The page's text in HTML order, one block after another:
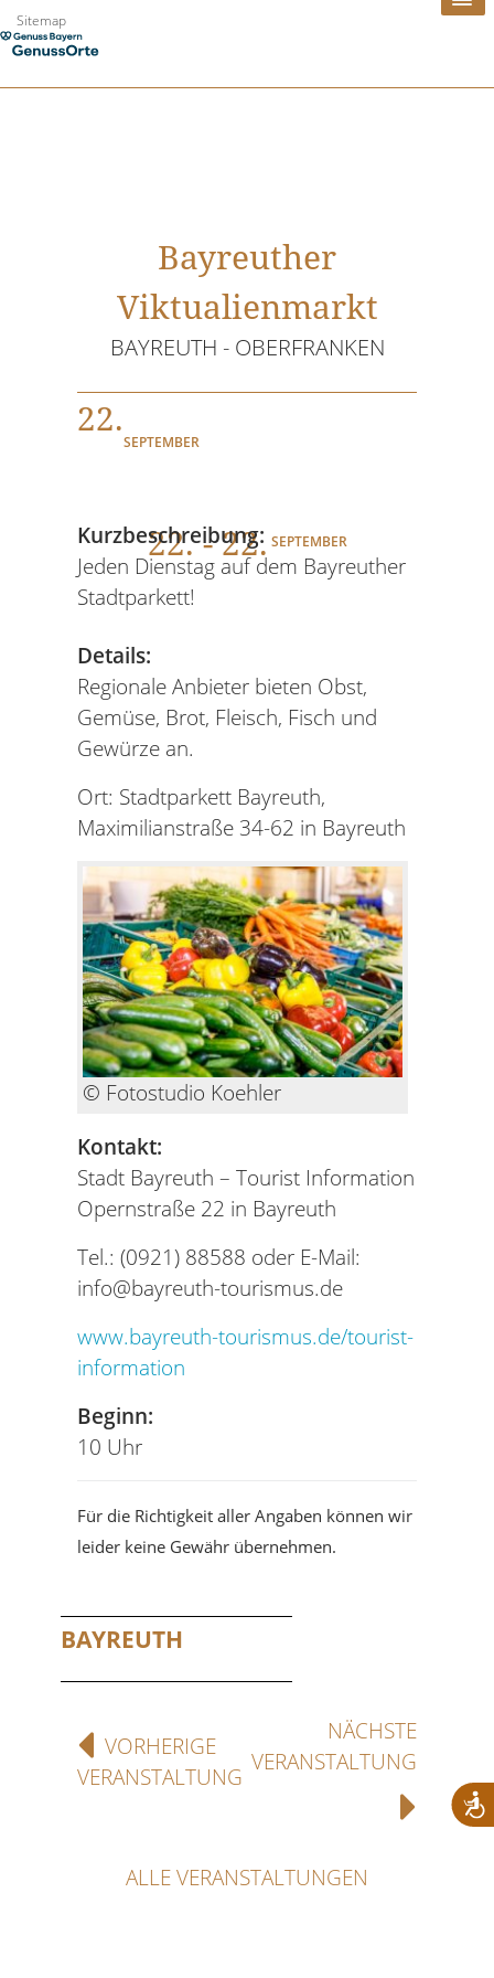
Zum
Inhalt
Sitemap
Bayreuther
Viktualienmarkt
BAYREUTH - OBERFRANKEN
22.
SEPTEMBER
22. - 22. SEPTEMBER
Kurzbeschreibung:
Jeden Dienstag auf dem Bayreuther
Stadtparkett!
Details:
Regionale Anbieter bieten Obst,
Gemüse, Brot, Fleisch, Fisch und
Gewürze an.
Ort: Stadtparkett Bayreuth,
Maximilianstraße 34-62 in Bayreuth
© Fotostudio Koehler
Kontakt:
Stadt Bayreuth – Tourist Information
Opernstraße 22 in Bayreuth
Tel.: (0921) 88588 oder E-Mail:
info@bayreuth-tourismus.de
www.bayreuth-tourismus.de/tourist-
information
Beginn:
10 Uhr
Für die Richtigkeit aller Angaben können wir
leider keine Gewähr übernehmen.
BAYREUTH
VORHERIGE
VERANSTALTUNG
NÄCHSTE
VERANSTALTUNG
ALLE VERANSTALTUNGEN